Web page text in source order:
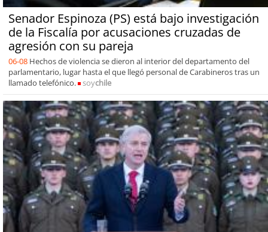
Senador Espinoza (PS) está bajo investigación
de la Fiscalía por acusaciones cruzadas de
agresión con su pareja
06-08 Hechos de violencia se dieron al interior del departamento del
parlamentario, lugar hasta el que llegó personal de Carabineros tras un
llamado telefónico.
soychile